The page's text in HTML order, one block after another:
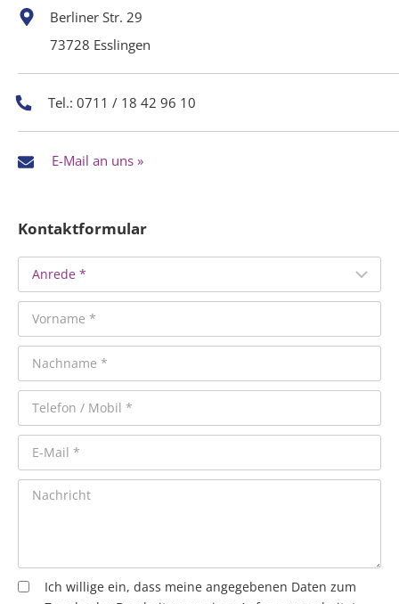
Berliner Str. 29
73728 Esslingen
Tel.: 0711 / 18 42 96 10
E-Mail an uns »
Kontaktformular
Ich willige ein, dass meine angegebenen Daten zum